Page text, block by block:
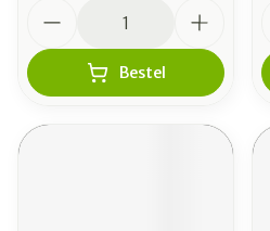
Bestel